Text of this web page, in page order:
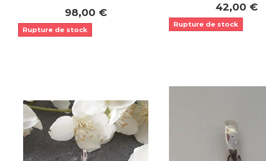
98,00 €
Rupture de stock
42,00 €
Rupture de stock